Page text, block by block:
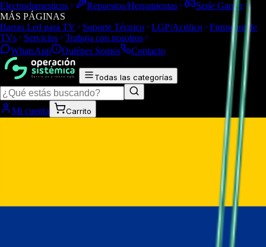
Electrodomesticos
Repuestos/Herramientas
Seríe Gamer
MÁS PÁGINAS
Barras Led para TV
Soporte Técnico LGP/Acrilico
Firmware de
TVs
Servicios
Trabaja con nosotros
WhatsApp
Quiénes Somos Contacto
Todas las categorías
Mi cuenta Carrito